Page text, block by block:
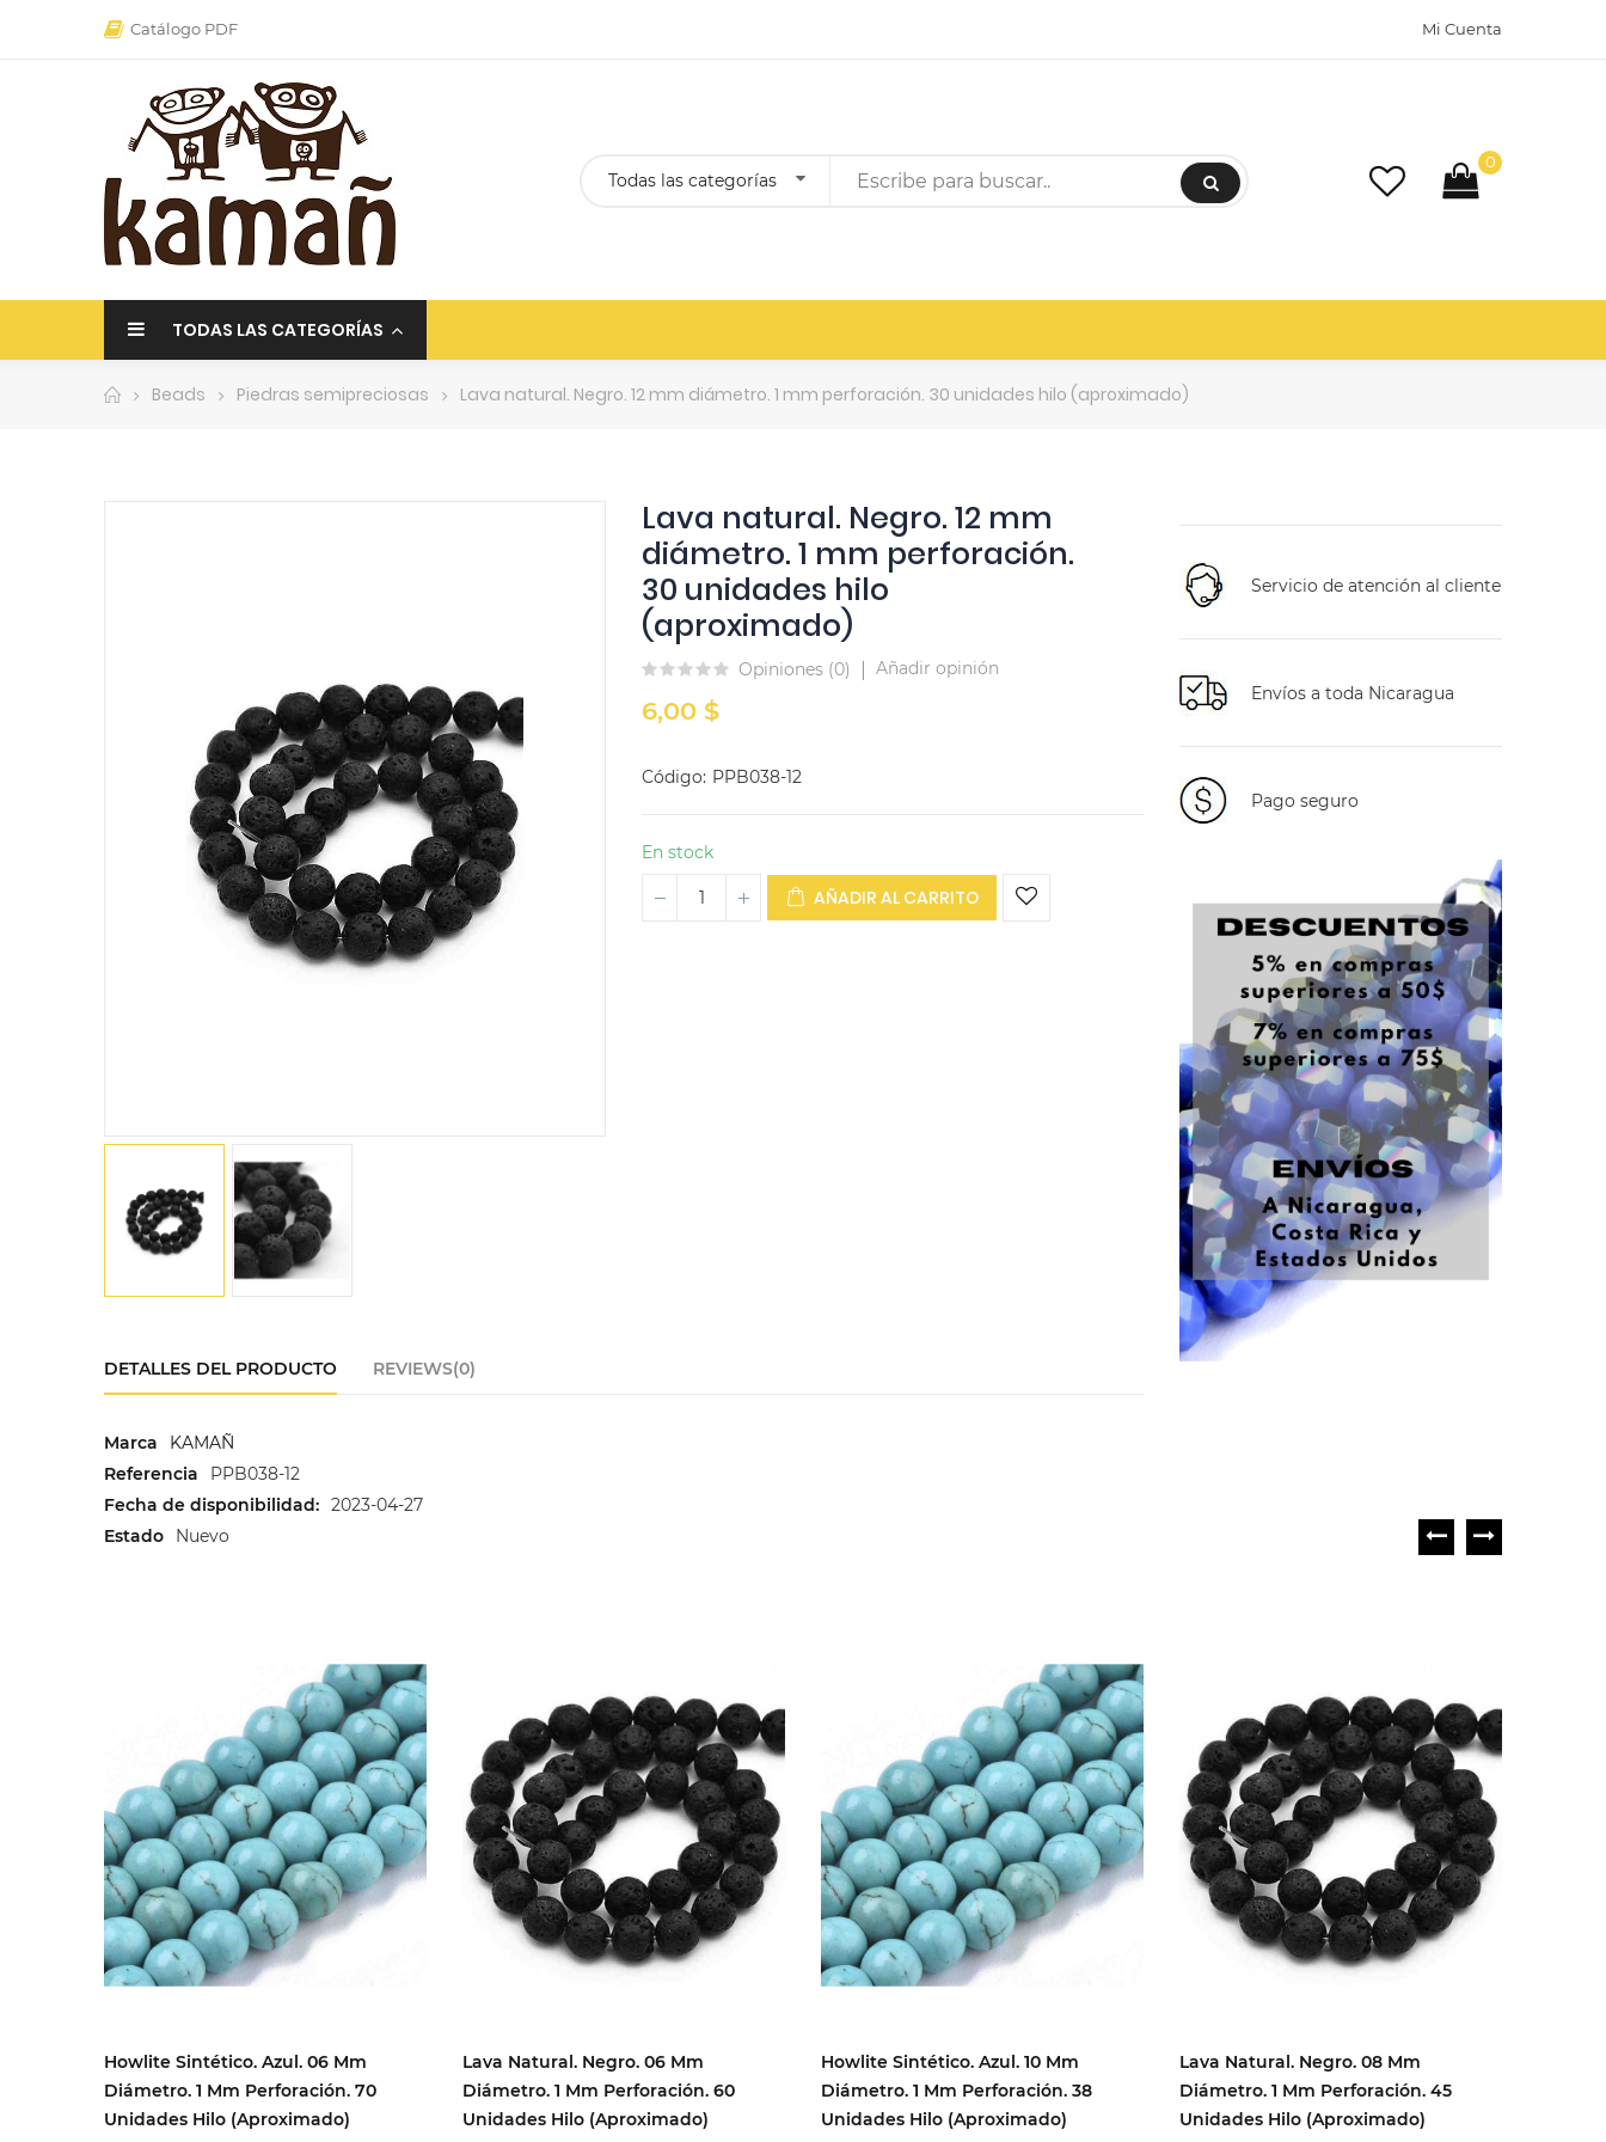
Catálogo PDF Mi Cuenta
Todas las categorías
0
TODAS LAS CATEGORÍAS
Beads Piedras semipreciosas Lava natural. Negro. 12 mm diámetro. 1 mm perforación. 30 unidades hilo (aproximado)
Lava natural. Negro. 12 mm
diámetro. 1 mm perforación.
30 unidades hilo
(aproximado)
Opiniones (0) Añadir opinión
6,00 $
Código PPB038-12
En stock
AÑADIR AL CARRITO
DETALLES DEL PRODUCTO REVIEWS(0)
Marca
KAMAÑ
Referencia
PPB038-12
Fecha de disponibilidad: 2023-04-27
Estado
Nuevo
Servicio de atención al cliente
Envíos a toda Nicaragua
Pago seguro
Howlite Sintético. Azul. 06 Mm
Diámetro. 1 Mm Perforación. 70
Unidades Hilo (aproximado)
Lava Natural. Negro. 06 Mm
Diámetro. 1 Mm Perforación. 60
Unidades Hilo (aproximado)
Howlite Sintético. Azul. 10 Mm
Diámetro. 1 Mm Perforación. 38
Unidades Hilo (aproximado)
Lava Natural. Negro. 08 Mm
Diámetro. 1 Mm Perforación. 45
Unidades Hilo (aproximado)